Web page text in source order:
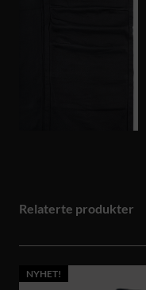
Relaterte produkter
NYHET!